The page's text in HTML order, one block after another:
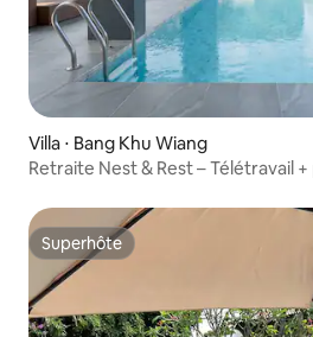
Villa ⋅ Bang Khu Wiang
Retraite Nest & Rest – Télétravail
Superhôte
Superhôte